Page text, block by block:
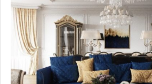
Glazov Design Group- это одна из
в